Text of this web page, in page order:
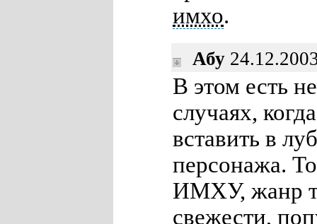
имхо.
Абу
В этом есть
случаях,
вставить в
персонажа.
ИМХУ, жанр
свежести,